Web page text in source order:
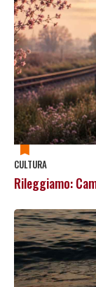
CULTURA
Rileggiamo: